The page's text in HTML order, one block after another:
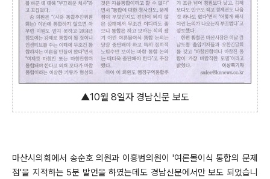
▲10월 8일자 경남신문 보도
마산시의회에서 송순호 의원과 이흥범의원이 '여론몰이식 통합의 문제
점'을 지적하는 5분 발언을 하였는데도 경남신문에서만 보도 되었습니